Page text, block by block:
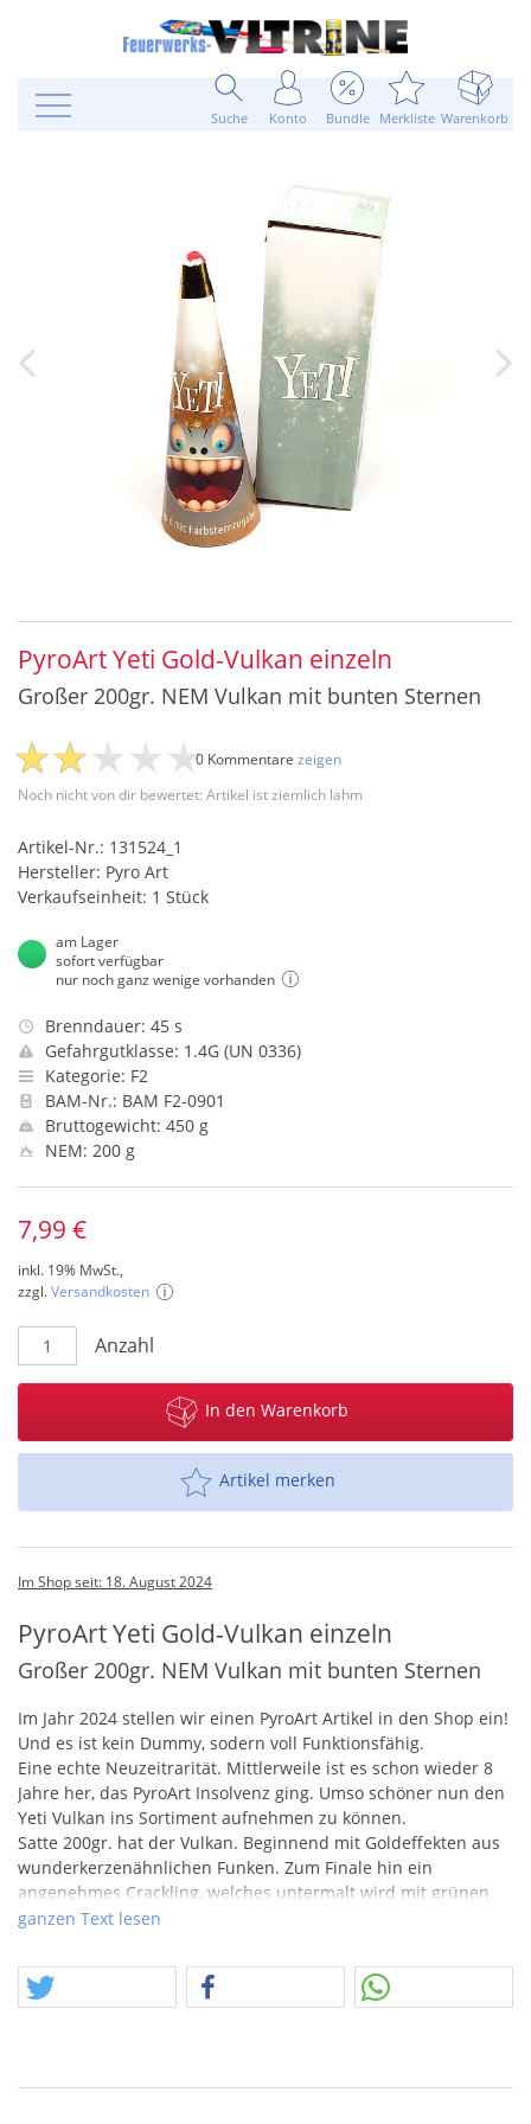
Suche Konto Bundle Merkliste Warenkorb
PyroArt Yeti Gold-Vulkan einzeln
Großer 200gr. NEM Vulkan mit bunten Sternen
Noch nicht von dir bewertet: Artikel ist ziemlich lahm
0 Kommentare zeigen
Artikel-Nr.: 131524_1
Hersteller: Pyro Art
Verkaufseinheit: 1 Stück
am Lager
sofort verfügbar
nur noch ganz wenige vorhanden
Brenndauer: 45 s
Gefahrgutklasse: 1.4G (UN 0336)
Kategorie: F2
BAM-Nr.: BAM F2-0901
Bruttogewicht: 450 g
NEM: 200 g
7,99 €
inkl. 19% MwSt.,
zzgl.Versandkosten
Anzahl
In den Warenkorb
Artikel merken
Im Shop seit: 18. August 2024
PyroArt Yeti Gold-Vulkan einzeln
Großer 200gr. NEM Vulkan mit bunten Sternen
Im Jahr 2024 stellen wir einen PyroArt Artikel in den Shop ein!
Und es ist kein Dummy, sodern voll Funktionsfähig.
Eine echte Neuzeitrarität. Mittlerweile ist es schon wieder 8
Jahre her, das PyroArt Insolvenz ging. Umso schöner nun den
Yeti Vulkan ins Sortiment aufnehmen zu können.
Satte 200gr. hat der Vulkan. Beginnend mit Goldeffekten aus
wunderkerzenähnlichen Funken. Zum Finale hin ein
angenehmes Crackling, welches untermalt wird mit grünen
und roten Sternen.
Der Sommeraktionsnachschlag ist jedes Jahr eine besondere
Herausforderung! Es braucht Glücksumstände oder andere
raushauen und ins Rennen schicken, was zum jeweiligen
ganzen Text lesen